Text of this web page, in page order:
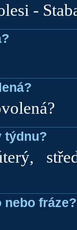
-
týdnu?
nebo fráze?